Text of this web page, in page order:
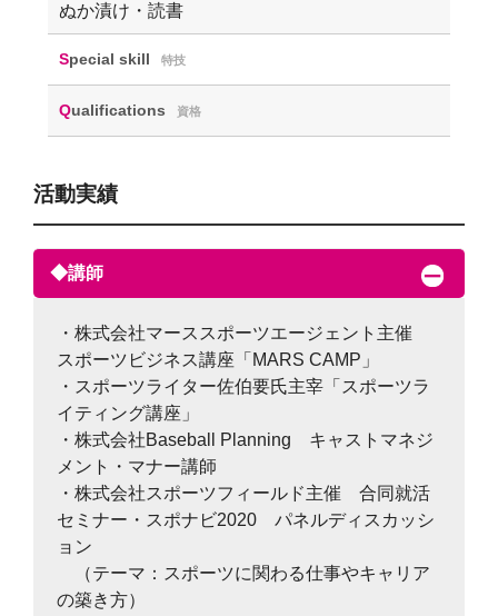
ぬか漬け・読書
Special skill 特技
Qualifications 資格
活動実績
◆講師
・株式会社マーススポーツエージェント主催
スポーツビジネス講座「MARS CAMP」
・スポーツライター佐伯要氏主宰「スポーツラ
イティング講座」
・株式会社Baseball Planning キャストマネジ
メント・マナー講師
・株式会社スポーツフィールド主催 合同就活
セミナー・スポナビ2020 パネルディスカッシ
ョン
（テーマ：スポーツに関わる仕事やキャリア
の築き方）